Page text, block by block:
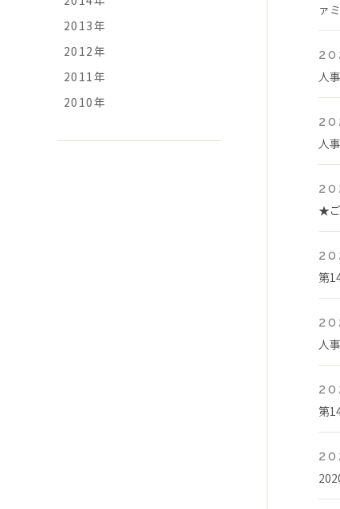
ァ
人
人
★
第
人
第
2013年
2012年
2011年
2010年